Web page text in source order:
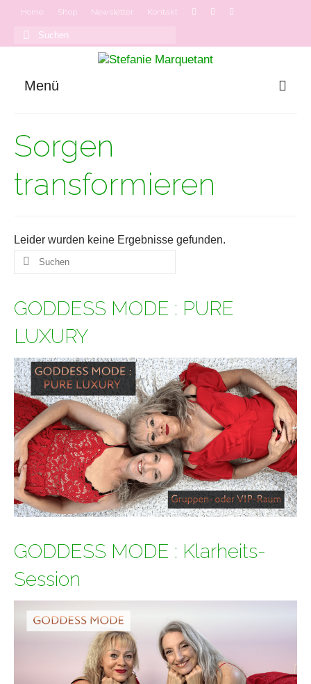
Home Shop Newsletter Kontakt
Suchen
Menü
Onlinekurse
Sorgen
transformieren
Leider wurden keine Ergebnisse gefunden.
Suchen
nach:
GODDESS MODE : PURE
LUXURY
GODDESS MODE : Klarheits-
Session